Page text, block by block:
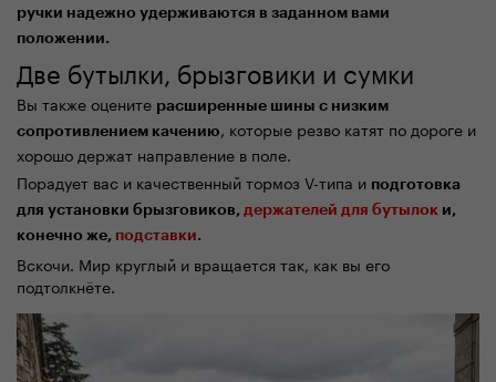
ручки надежно удерживаются в заданном вами
положении.
Две бутылки, брызговики и сумки
Вы также оцените расширенные шины с низким
сопротивлением качению, которые резво катят по дороге и
хорошо держат направление в поле.
Порадует вас и качественный тормоз V-типа и подготовка
для установки брызговиков, держателей для бутылок и,
конечно же, подставки.
Вскочи. Мир круглый и вращается так, как вы его
подтолкнёте.